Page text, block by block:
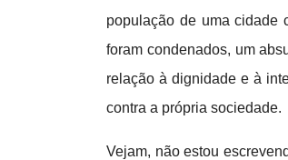
população de uma cidade
foram condenados, um
relação à dignidade e à
contra a própria sociedade.
Vejam, não estou